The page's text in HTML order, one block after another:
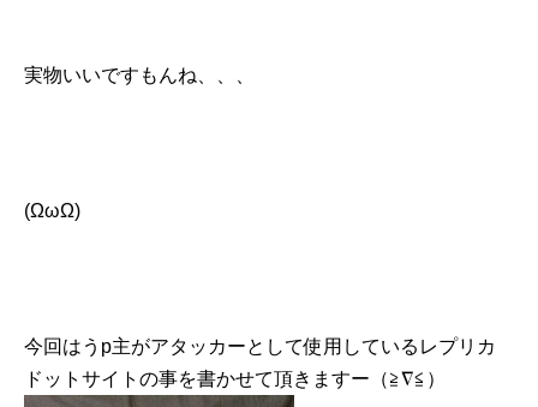
実物いいですもんね、、、
(ΩωΩ)
今回はうp主がアタッカーとして使用しているレプリカ
ドットサイトの事を書かせて頂きますー（≧∇≦）